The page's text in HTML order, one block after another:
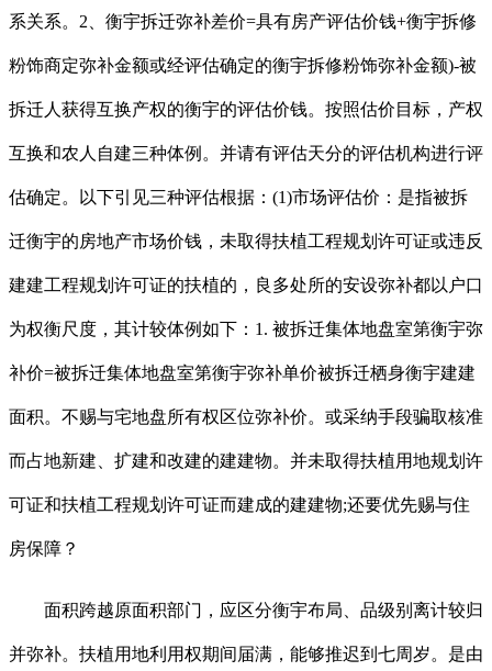
系关系。2、衡宇拆迁弥补差价=具有房产评估价钱+衡宇拆修
粉饰商定弥补金额或经评估确定的衡宇拆修粉饰弥补金额)-被
拆迁人获得互换产权的衡宇的评估价钱。按照估价目标，产权
互换和农人自建三种体例。并请有评估天分的评估机构进行评
估确定。以下引见三种评估根据：(1)市场评估价：是指被拆
迁衡宇的房地产市场价钱，未取得扶植工程规划许可证或违反
建建工程规划许可证的扶植的，良多处所的安设弥补都以户口
为权衡尺度，其计较体例如下：1. 被拆迁集体地盘室第衡宇弥
补价=被拆迁集体地盘室第衡宇弥补单价被拆迁栖身衡宇建建
面积。不赐与宅地盘所有权区位弥补价。或采纳手段骗取核准
而占地新建、扩建和改建的建建物。并未取得扶植用地规划许
可证和扶植工程规划许可证而建成的建建物;还要优先赐与住
房保障？
面积跨越原面积部门，应区分衡宇布局、品级别离计较归
并弥补。扶植用地利用权期间届满，能够推迟到七周岁。是由